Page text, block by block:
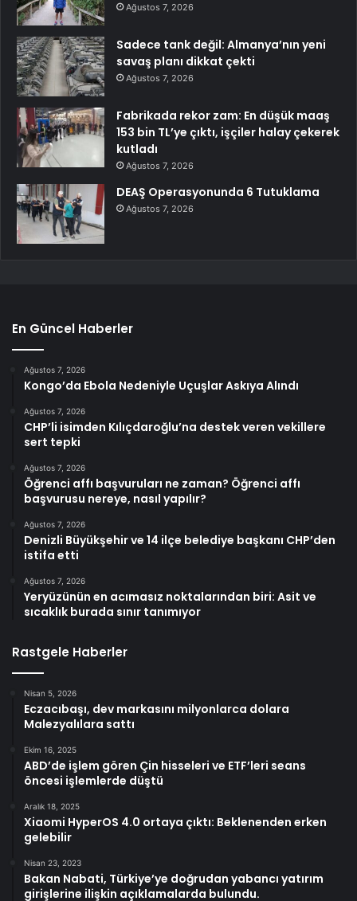
Ağustos 7, 2026
Sadece tank değil: Almanya’nın yeni
savaş planı dikkat çekti
Ağustos 7, 2026
Fabrikada rekor zam: En düşük maaş
153 bin TL’ye çıktı, işçiler halay çekerek
kutladı
Ağustos 7, 2026
DEAŞ Operasyonunda 6 Tutuklama
Ağustos 7, 2026
En Güncel Haberler
Ağustos 7, 2026
Kongo’da Ebola Nedeniyle Uçuşlar Askıya Alındı
Ağustos 7, 2026
CHP’li isimden Kılıçdaroğlu’na destek veren vekillere
sert tepki
Ağustos 7, 2026
Öğrenci affı başvuruları ne zaman? Öğrenci affı
başvurusu nereye, nasıl yapılır?
Ağustos 7, 2026
Denizli Büyükşehir ve 14 ilçe belediye başkanı CHP’den
istifa etti
Ağustos 7, 2026
Yeryüzünün en acımasız noktalarından biri: Asit ve
sıcaklık burada sınır tanımıyor
Rastgele Haberler
Nisan 5, 2026
Eczacıbaşı, dev markasını milyonlarca dolara
Malezyalılara sattı
Ekim 16, 2025
ABD’de işlem gören Çin hisseleri ve ETF’leri seans
öncesi işlemlerde düştü
Aralık 18, 2025
Xiaomi HyperOS 4.0 ortaya çıktı: Beklenenden erken
gelebilir
Nisan 23, 2023
Bakan Nabati, Türkiye’ye doğrudan yabancı yatırım
girişlerine ilişkin açıklamalarda bulundu.